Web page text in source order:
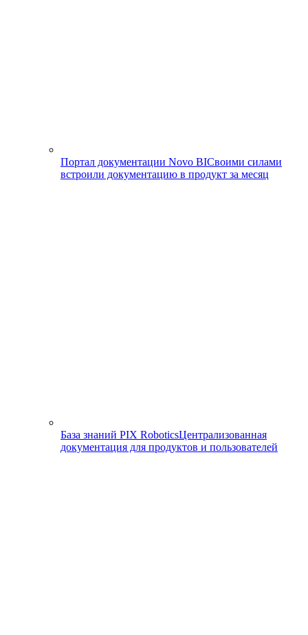
Портал документации Novo BIСвоими силами
встроили документацию в продукт за месяц
База знаний PIX RoboticsЦентрализованная
документация для продуктов и пользователей